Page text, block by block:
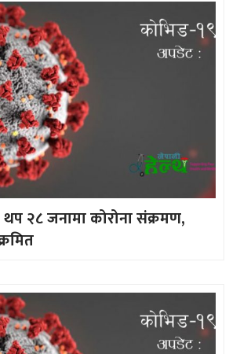
थप २८ जनामा कोरोना संक्रमण,